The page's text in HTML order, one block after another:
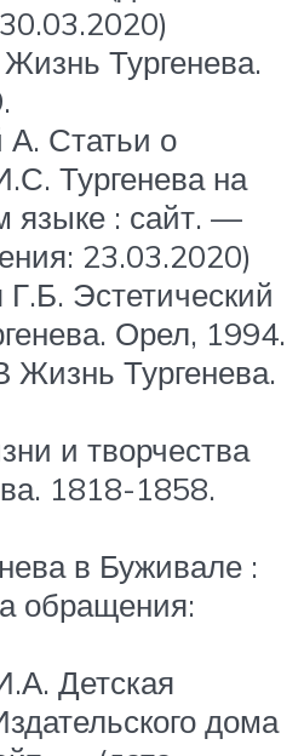
Тургенева.
А. Статьи о
Тургенева на
языке : сайт. —
23.03.2020)
Г.Б. Эстетический
Орел, 1994.
Тургенева.
и творчества
1818-1858.
в Буживале :
обращения:
Детская
дома